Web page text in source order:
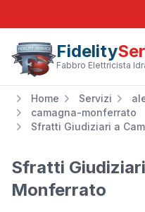
Fidelity
Fabbro Elettricista
Home Servizi
camagna-monferrato
Sfratti Giudiziari a
Sfratti
Monferrato